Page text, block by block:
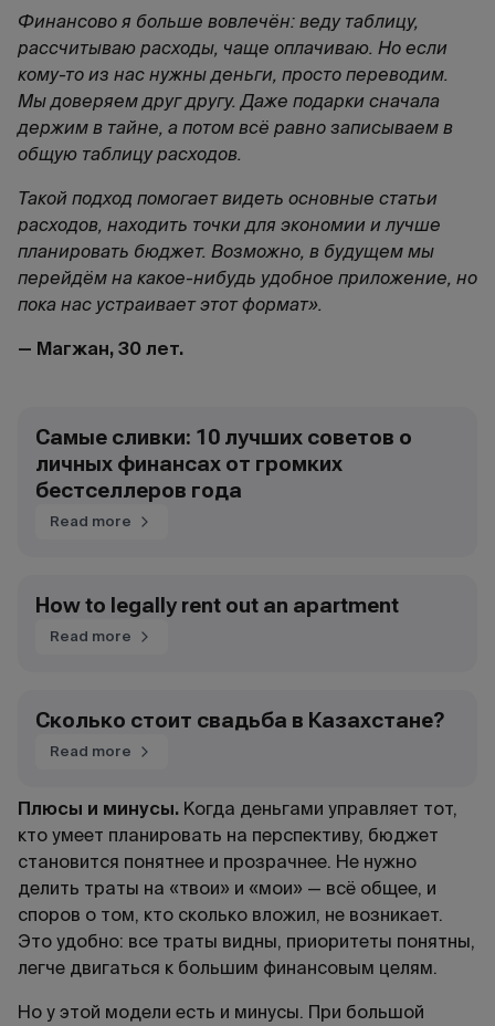
Финансово я больше вовлечён: веду таблицу,
рассчитываю расходы, чаще оплачиваю. Но если
кому-то из нас нужны деньги, просто переводим.
Мы доверяем друг другу. Даже подарки сначала
держим в тайне, а потом всё равно записываем в
общую таблицу расходов.
Такой подход помогает видеть основные статьи
расходов, находить точки для экономии и лучше
планировать бюджет. Возможно, в будущем мы
перейдём на какое-нибудь удобное приложение, но
пока нас устраивает этот формат».
— Магжан, 30 лет.
Самые сливки: 10 лучших советов о
личных финансах от громких
бестселлеров года
Read more
How to legally rent out an apartment
Read more
Сколько стоит свадьба в Казахстане?
Read more
Плюсы и минусы. Когда деньгами управляет тот,
кто умеет планировать на перспективу, бюджет
становится понятнее и прозрачнее. Не нужно
делить траты на «твои» и «мои» — всё общее, и
споров о том, кто сколько вложил, не возникает.
Это удобно: все траты видны, приоритеты понятны,
легче двигаться к большим финансовым целям.
Но у этой модели есть и минусы. При большой